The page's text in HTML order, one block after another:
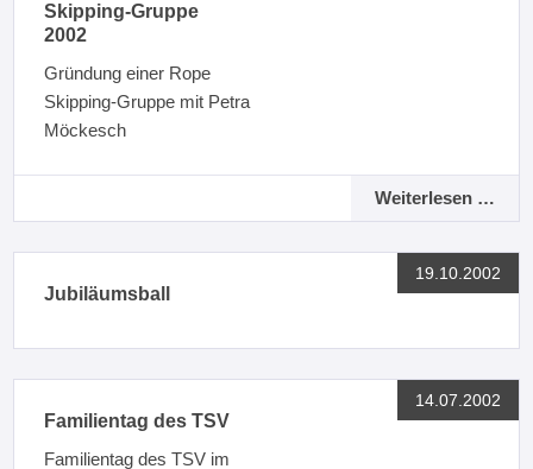
Skipping-Gruppe
2002
Gründung einer Rope
Skipping-Gruppe mit Petra
Möckesch
Weiterlesen …
19.10.2002
Jubiläumsball
14.07.2002
Familientag des TSV
Familientag des TSV im